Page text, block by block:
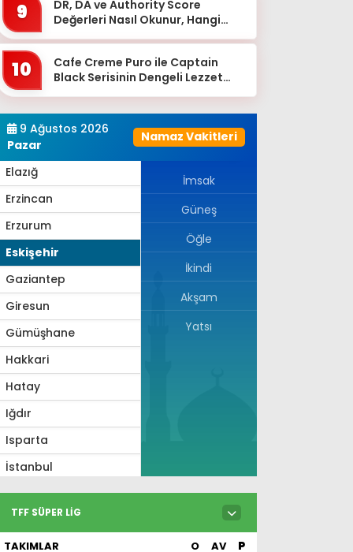
9
DR, DA ve Authority Score
Değerleri Nasıl Okunur, Hangi
10
Cafe Creme Puro ile Captain
Black Serisinin Dengeli Lezzet
9 Ağustos 2026
Pazar
Namaz Vakitleri
Çankırı
Çorum
Denizli
Diyarbakır
Düzce
Edirne
Elazığ
Erzincan
Erzurum
Eskişehir
Gaziantep
Giresun
Gümüşhane
Hakkari
Hatay
Iğdır
Isparta
İstanbul
İzmir
Kahramanmaraş
Karabük
İmsak
Güneş
Öğle
İkindi
Akşam
Yatsı
TFF SÜPER LIG
TAKIMLAR O AV P